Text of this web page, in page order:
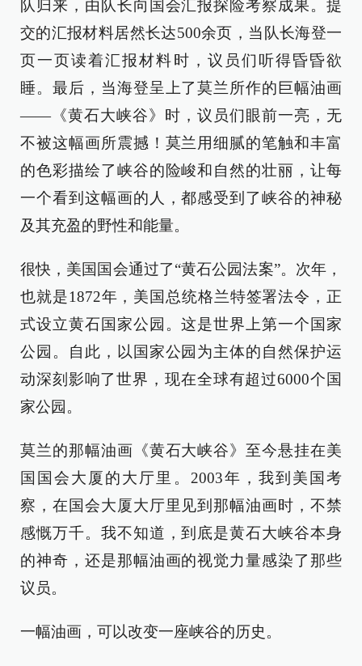
队归来，由队长向国会汇报探险考察成果。提
交的汇报材料居然长达500余页，当队长海登一
页一页读着汇报材料时，议员们听得昏昏欲
睡。最后，当海登呈上了莫兰所作的巨幅油画
——《黄石大峡谷》时，议员们眼前一亮，无
不被这幅画所震撼！莫兰用细腻的笔触和丰富
的色彩描绘了峡谷的险峻和自然的壮丽，让每
一个看到这幅画的人，都感受到了峡谷的神秘
及其充盈的野性和能量。
很快，美国国会通过了“黄石公园法案”。次年，
也就是1872年，美国总统格兰特签署法令，正
式设立黄石国家公园。这是世界上第一个国家
公园。自此，以国家公园为主体的自然保护运
动深刻影响了世界，现在全球有超过6000个国
家公园。
莫兰的那幅油画《黄石大峡谷》至今悬挂在美
国国会大厦的大厅里。2003年，我到美国考
察，在国会大厦大厅里见到那幅油画时，不禁
感慨万千。我不知道，到底是黄石大峡谷本身
的神奇，还是那幅油画的视觉力量感染了那些
议员。
一幅油画，可以改变一座峡谷的历史。